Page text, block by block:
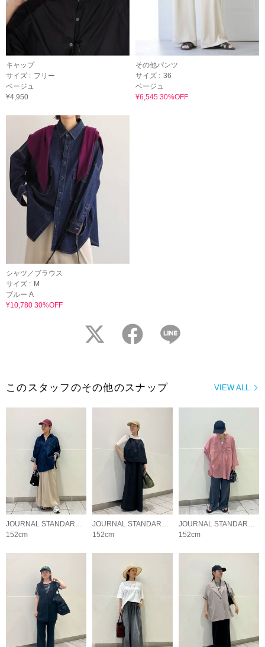
キャップ
サイズ : フリー
ベージュ
¥4,950
その他パンツ
サイズ : 36
ベージュ
¥6,545 30%OFF
シャツ／ブラウス
サイズ : M
ブルー A
¥10,780 30%OFF
twitter facebook
VIEW ALL
このスタッフのその他のスナップ
JOURNAL STANDARD relume LADYS
152cm
JOURNAL STANDARD relume LADYS
152cm
JOURNAL STANDARD relume LADYS
152cm